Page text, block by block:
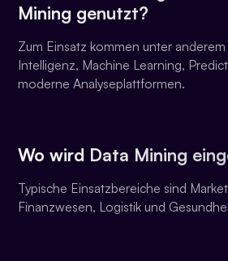
Mining genutzt?
Zum Einsatz kommen unter
Intelligenz, Machine Learning,
moderne Analyseplattformen.
Wo wird Data Mining
Typische Einsatzbereiche sind
Finanzwesen, Logistik und